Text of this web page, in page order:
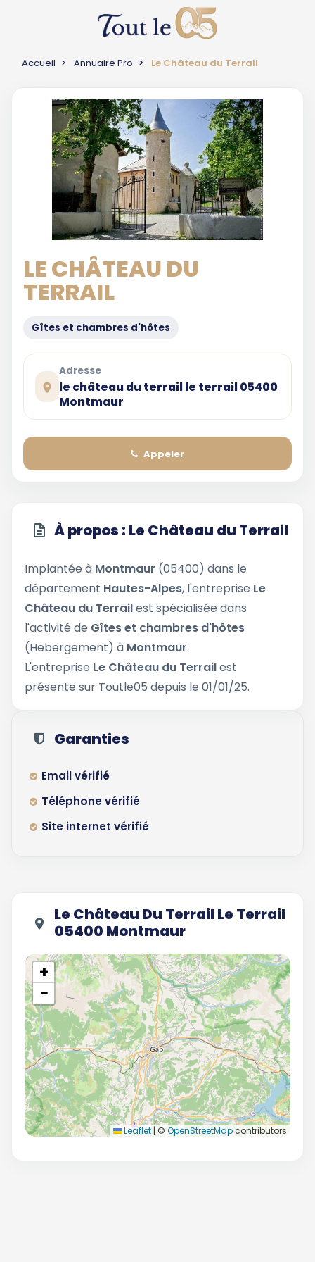
Accueil Annuaire Pro Le Château du Terrail
LE CHÂTEAU DU
TERRAIL
Gîtes et chambres d'hôtes
Adresse
le château du terrail le terrail 05400
Montmaur
Appeler
À propos : Le Château du Terrail
Implantée à Montmaur (05400) dans le
département Hautes-Alpes, l'entreprise Le
Château du Terrailest spécialisée dans
l'activité de Gîtes et chambres d'hôtes
(Hebergement) à Montmaur.
L'entreprise Le Château du Terrailest
présente sur Toutle05 depuis le 01/01/25.
Garanties
Email vérifié
Téléphone vérifié
Site internet vérifié
Le Château Du Terrail Le Terrail
05400 Montmaur
+
−
Leaflet | © OpenStreetMapcontributors